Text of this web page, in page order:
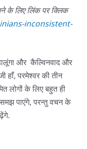
के लिए लिंक पर क्लिक
inconsistent-
और कैल्विनवाद और
हाँ, परमेश्वर की तीन
लोगों के लिए बहुत ही
पाएंगे, परन्तु वचन के